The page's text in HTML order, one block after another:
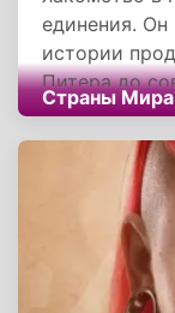
единения. Он
истории
Питера до
шедевров.
между
уважать
бобы, и
Страны Мира